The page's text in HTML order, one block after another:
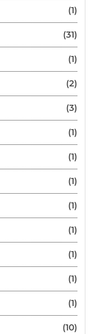
(1)
(31)
(1)
(2)
(3)
(1)
(1)
(1)
(1)
(1)
(1)
(1)
(1)
(10)